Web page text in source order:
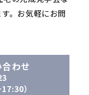
。お気軽にお問
わせ
）